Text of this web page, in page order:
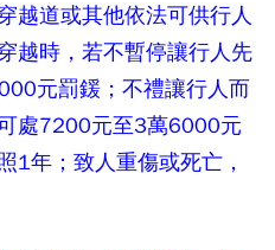
越道或其他依法可供行人
越時，若不暫停讓行人先
元罰鍰；不禮讓行人而
處7200元至3萬6000元
1年；致人重傷或死亡，